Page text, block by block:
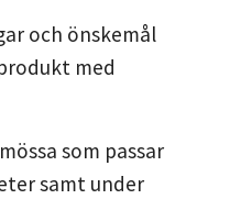
och önskemål
med
som passar
samt under